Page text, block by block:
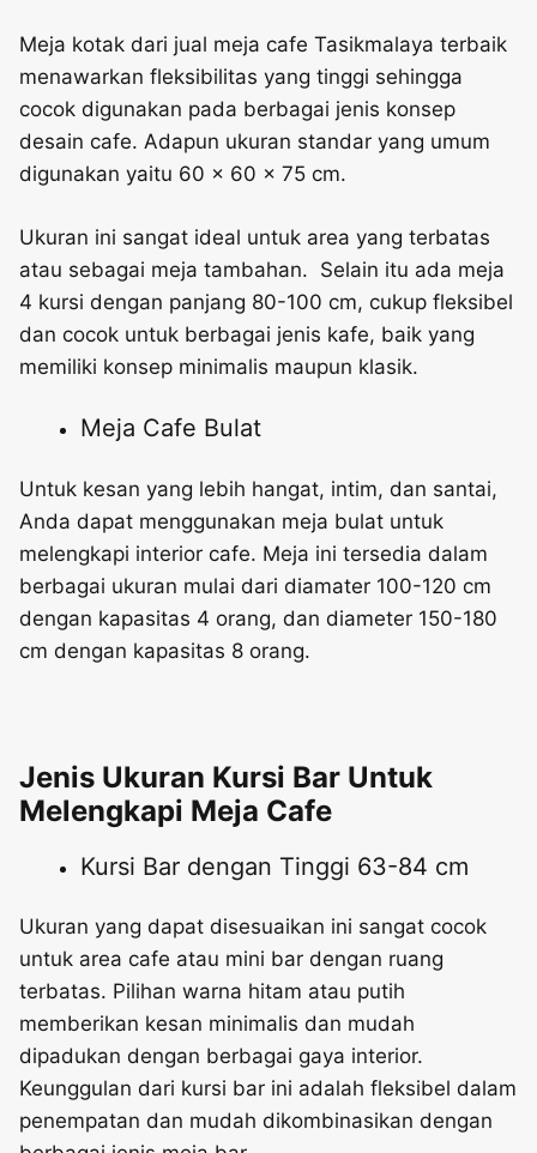
Meja kotak dari jual meja cafe Tasikmalaya terbaik
menawarkan fleksibilitas yang tinggi sehingga
cocok digunakan pada berbagai jenis konsep
desain cafe. Adapun ukuran standar yang umum
digunakan yaitu 60 x 60 x 75 cm.
Ukuran ini sangat ideal untuk area yang terbatas
atau sebagai meja tambahan. Selain itu ada meja
4 kursi dengan panjang 80-100 cm, cukup fleksibel
dan cocok untuk berbagai jenis kafe, baik yang
memiliki konsep minimalis maupun klasik.
Meja Cafe Bulat
Untuk kesan yang lebih hangat, intim, dan santai,
Anda dapat menggunakan meja bulat untuk
melengkapi interior cafe. Meja ini tersedia dalam
berbagai ukuran mulai dari diamater 100-120 cm
dengan kapasitas 4 orang, dan diameter 150-180
cm dengan kapasitas 8 orang.
Jenis Ukuran Kursi Bar Untuk
Melengkapi Meja Cafe
Kursi Bar dengan Tinggi 63-84 cm
Ukuran yang dapat disesuaikan ini sangat cocok
untuk area cafe atau mini bar dengan ruang
terbatas. Pilihan warna hitam atau putih
memberikan kesan minimalis dan mudah
dipadukan dengan berbagai gaya interior.
Keunggulan dari kursi bar ini adalah fleksibel dalam
penempatan dan mudah dikombinasikan dengan